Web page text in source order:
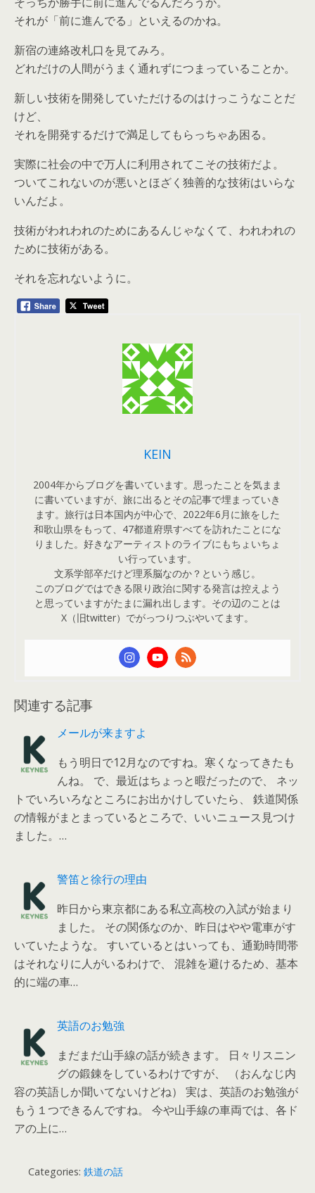
それが「前に進んでる」といえるのかね。
新宿の連絡改札口を見てみろ。
どれだけの人間がうまく通れずにつまっていることか。
新しい技術を開発していただけるのはけっこうなことだ
けど、
それを開発するだけで満足してもらっちゃあ困る。
実際に社会の中で万人に利用されてこその技術だよ。
ついてこれないのが悪いとほざく独善的な技術はいらな
いんだよ。
技術がわれわれのためにあるんじゃなくて、われわれの
ために技術がある。
それを忘れないように。
KEIN
2004年からブログを書いています。思ったことを気まま
に書いていますが、旅に出るとその記事で埋まっていき
ます。旅行は日本国内が中心で、2022年6月に旅をした
和歌山県をもって、47都道府県すべてを訪れたことにな
りました。好きなアーティストのライブにもちょいちょ
い行っています。
文系学部卒だけど理系脳なのか？という感じ。
このブログではできる限り政治に関する発言は控えよう
と思っていますがたまに漏れ出します。その辺のことは
X（旧twitter）でがっつりつぶやいてます。
関連する記事
メールが来ますよ
もう明日で12月なのですね。寒くなってきたも
んね。 で、最近はちょっと暇だったので、 ネッ
トでいろいろなところにお出かけしていたら、 鉄道関係
の情報がまとまっているところで、いいニュース見つけ
ました。…
警笛と徐行の理由
昨日から東京都にある私立高校の入試が始まり
ました。 その関係なのか、昨日はやや電車がす
いていたような。 すいているとはいっても、通勤時間帯
はそれなりに人がいるわけで、 混雑を避けるため、基本
的に端の車…
英語のお勉強
まだまだ山手線の話が続きます。 日々リスニン
グの鍛錬をしているわけですが、 （おんなじ内
容の英語しか聞いてないけどね） 実は、英語のお勉強が
もう１つできるんですね。 今や山手線の車両では、各ド
アの上に…
Categories: 鉄道の話